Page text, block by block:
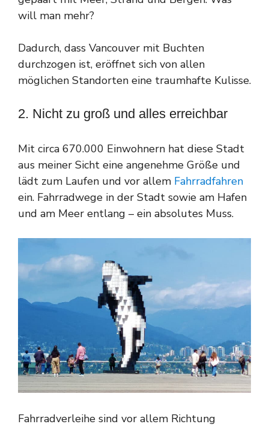
will man mehr?
Dadurch, dass Vancouver mit Buchten
durchzogen ist, eröffnet sich von allen
möglichen Standorten eine traumhafte Kulisse.
2. Nicht zu groß und alles erreichbar
Mit circa 670.000 Einwohnern hat diese Stadt
aus meiner Sicht eine angenehme Größe und
lädt zum Laufen und vor allem Fahrradfahren
ein. Fahrradwege in der Stadt sowie am Hafen
und am Meer entlang – ein absolutes Muss.
Fahrradverleihe sind vor allem Richtung